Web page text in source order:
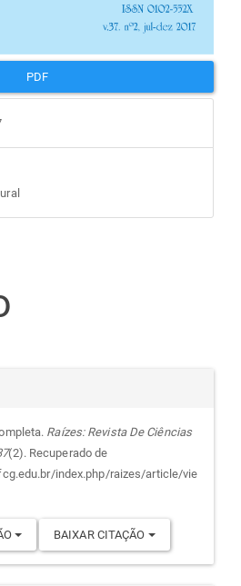
PDF
Raízes: Revista De Ciências
(2). Recuperado de
index.php/raizes/article/vie
BAIXAR CITAÇÃO